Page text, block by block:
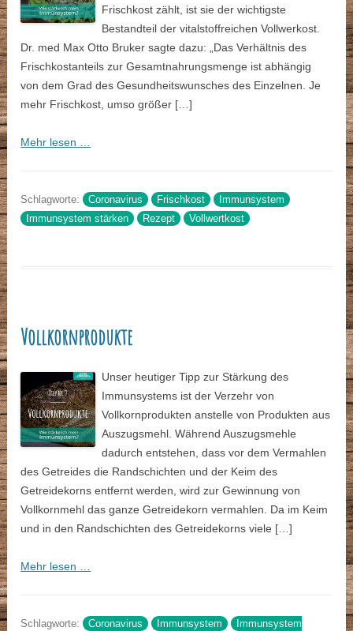
Frischkost zählt, ist sie der wichtigste
Bestandteil der vitalstoffreichen Vollwerkost.
Dr. med Max Otto Bruker sagte dazu: „Das Verhältnis des
Frischkostanteils zur Gesamtnahrungsmenge ist abhängig
von dem Grad des Gesundheitswunsches des Einzelnen. Je
mehr Frischkost, umso größer […]
Mehr lesen …
Schlagworte: Coronavirus Frischkost
Immunsystem
Immunsystem stärken
Rezept Vollwertkost
Vollkornprodukte
Unser heutiger Tipp zur Stärkung des
Immunsystems ist der Verzehr von
Vollkornprodukten anstelle von Produkten aus
Auszugsmehl. Während Auszugsmehle
dadurch entstehen, dass vor dem Vermahlen
des Getreides die Randschichten und der Keim des
Getreidekorns entfernt werden, wird zur Gewinnung von
Vollkornmehl das ganze Getreidekorn vermahlen. Da im Keim
und in den Randschichten des Getreidekorns viele […]
Mehr lesen …
Schlagworte: Coronavirus Immunsystem
Immunsystem